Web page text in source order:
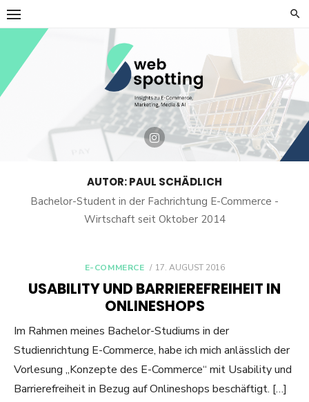
Skip
to
content
AUTOR:PAUL SCHÄDLICH
Bachelor-Student in der Fachrichtung E-Commerce -
Wirtschaft seit Oktober 2014
E-COMMERCE
POSTED
17. AUGUST 2016
USABILITY UND BARRIEREFREIHEIT IN
ONLINESHOPS
Im Rahmen meines Bachelor-Studiums in der
Studienrichtung E-Commerce, habe ich mich anlässlich der
Vorlesung „Konzepte des E-Commerce“ mit Usability und
Barrierefreiheit in Bezug auf Onlineshops beschäftigt. […]